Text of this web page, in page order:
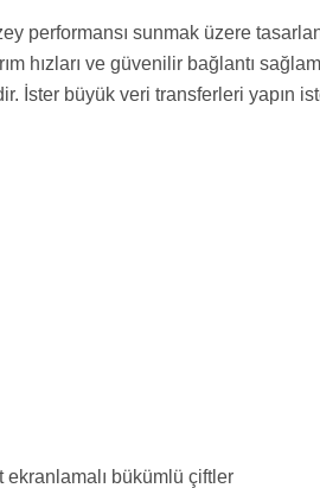
performansı sunmak üzere
hızları ve güvenilir bağlantı
İster büyük veri transferleri yapın
bükümlü çiftler